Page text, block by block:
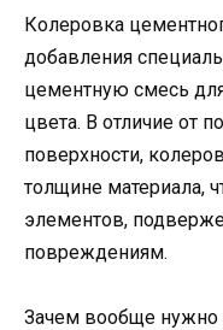
Колеровка
добавления
цементную смесь
цвета. В отличие от
поверхности,
толщине материала,
элементов,
повреждениям.
Зачем вообще нужно